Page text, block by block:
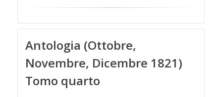
Antologia (Ottobre,
Novembre, Dicembre 1821)
Tomo quarto